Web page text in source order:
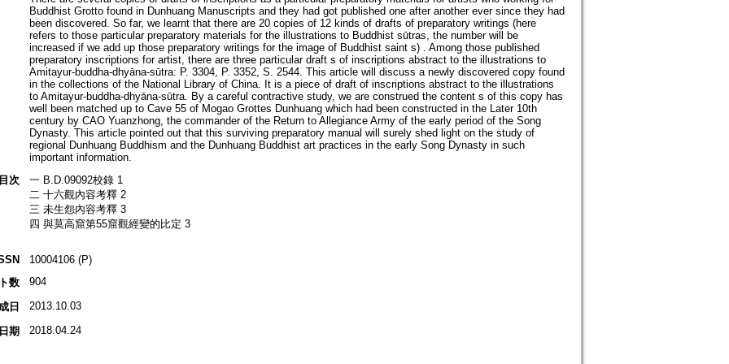
Buddhist Grotto found in Dunhuang Manuscripts and they had got published one after another ever since they had
been discovered. So far, we learnt that there are 20 copies of 12 kinds of drafts of preparatory writings (here
refers to those particular preparatory materials for the illustrations to Buddhist sūtras, the number will be
increased if we add up those preparatory writings for the image of Buddhist saint s) . Among those published
preparatory inscriptions for artist, there are three particular draft s of inscriptions abstract to the illustrations to
Amitayur-buddha-dhyāna-sūtra: P. 3304, P. 3352, S. 2544. This article will discuss a newly discovered copy found
in the collections of the National Library of China. It is a piece of draft of inscriptions abstract to the illustrations
to Amitayur-buddha-dhyāna-sūtra. By a careful contractive study, we are construed the content s of this copy has
well been matched up to Cave 55 of Mogao Grottes Dunhuang which had been constructed in the Later 10th
century by CAO Yuanzhong, the commander of the Return to Allegiance Army of the early period of the Song
Dynasty. This article pointed out that this surviving preparatory manual will surely shed light on the study of
regional Dunhuang Buddhism and the Dunhuang Buddhist art practices in the early Song Dynasty in such
important information.
目次
一 B.D.09092校錄 1
二 十六觀內容考釋 2
三 未生怨內容考釋 3
四 與莫高窟第55窟觀經變的比定 3
10004106 (P)
数
904
日 2013.10.03
期 2018.04.24